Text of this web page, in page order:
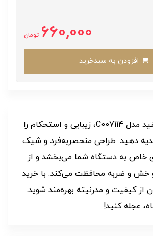
660,000 تومان
با قاب پلنگی سفید مدل C007114، زیبایی و استحکام را
دهید. طراحی منحصربه‌فرد و شیک
خاص به دستگاه شما می‌بخشد و از
خش و ضربه محافظت می‌کند. با خرید
از کیفیت و مدرنیته بهره‌مند شوید.
عجله کنید!